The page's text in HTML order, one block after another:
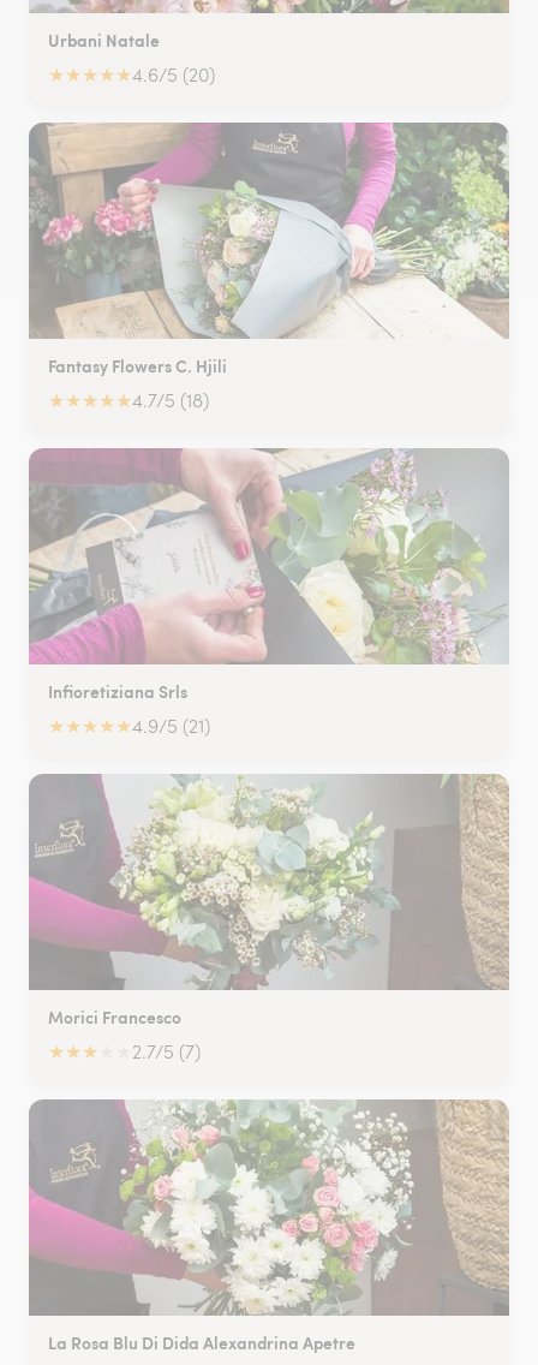
Urbani Natale
★★★★★4.6/5 (20)
Fantasy Flowers C. Hjili
★★★★★4.7/5 (18)
Infioretiziana Srls
★★★★★4.9/5 (21)
Morici Francesco
★★★ 2.7/5 (7)
La Rosa Blu Di Dida Alexandrina Apetre